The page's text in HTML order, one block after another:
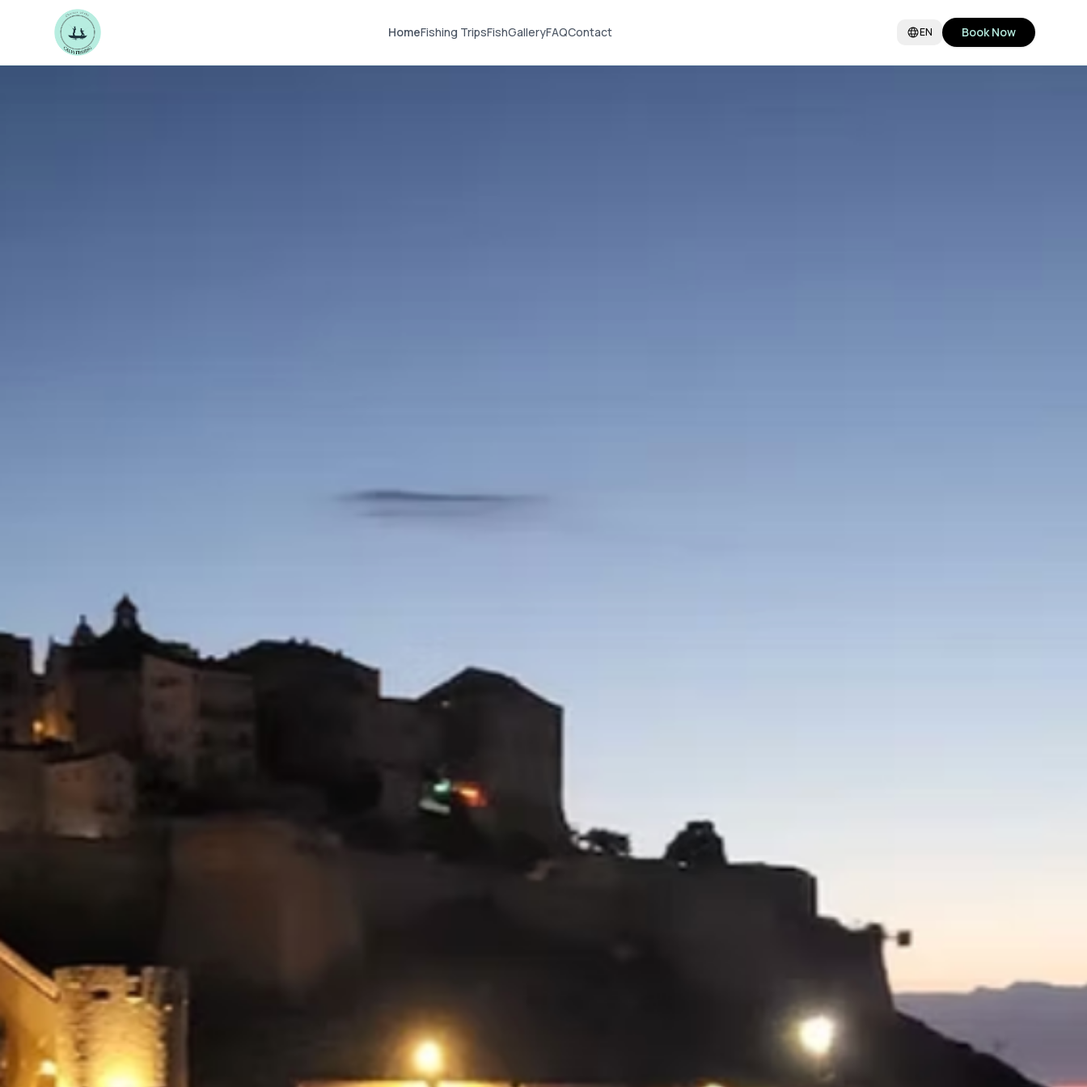
HomeFishing TripsFishGalleryFAQContact EN Book Now